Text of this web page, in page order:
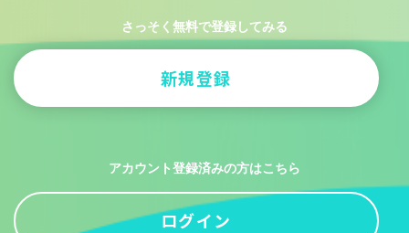
さっそく無料で登録してみる
新規登録
アカウント登録済みの方はこちら
ログイン